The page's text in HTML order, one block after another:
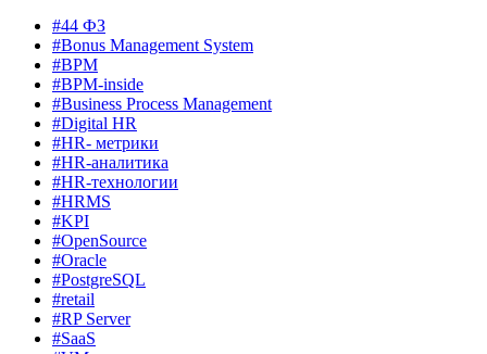
#44 ФЗ
#Bonus Management System
#BPM
#BPM-inside
#Business Process Management
#Digital HR
#HR- метрики
#HR-аналитика
#HR-технологии
#HRMS
#KPI
#OpenSource
#Oracle
#PostgreSQL
#retail
#RP Server
#SaaS